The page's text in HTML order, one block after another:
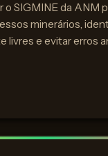
o SIGMINE da ANM
minerários,
livres e evitar erros